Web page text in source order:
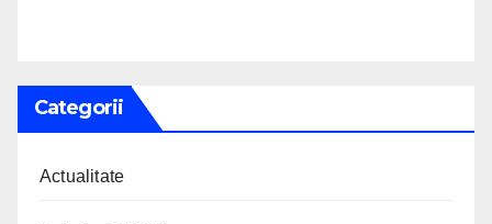
Categorii
Actualitate